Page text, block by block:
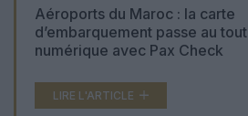
Aéroports du Maroc : la carte
d’embarquement passe au tout
numérique avec Pax Check
LIRE L'ARTICLE